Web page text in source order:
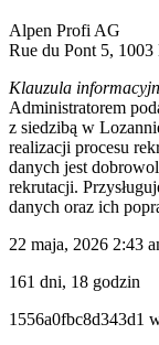
Alpen Profi AG
Rue du Pont 5,
Klauzula
Administratorem
z siedzibą w
realizacji procesu
danych jest
rekrutacji.
danych oraz ich
22 maja, 2026 2:43
161 dni, 18 godzin
ID
1556a0fbc8d343d1